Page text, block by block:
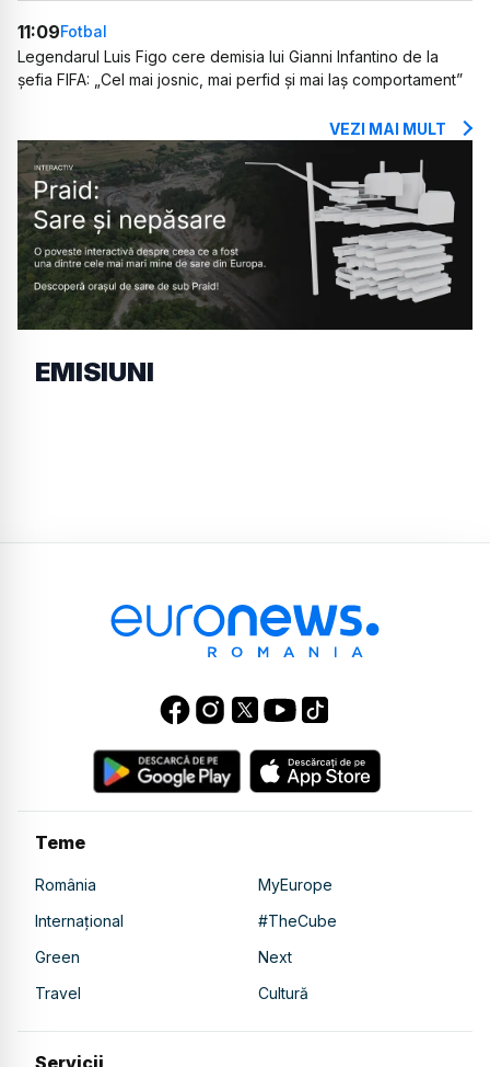
11:09Fotbal
Legendarul Luis Figo cere demisia lui Gianni Infantino de la
șefia FIFA: „Cel mai josnic, mai perfid și mai laș comportament”
VEZI MAI MULT
EMISIUNI
Teme
România
MyEurope
Internațional
#TheCube
Green
Next
Travel
Cultură
Servicii